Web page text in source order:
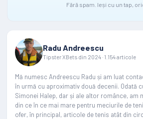
Fără spam. Ieși cu un tap,
Radu Andreescu
Tipster XBets din 2024 · 1.154 articole
Mă numesc Andreescu Radu și am luat
în urmă cu aproximativ două decenii. Odată
Simonei Halep, dar și ale altor românce, am
din ce în ce mai mare pentru meciurile de
ofer, în principal, articole de tenis atât din